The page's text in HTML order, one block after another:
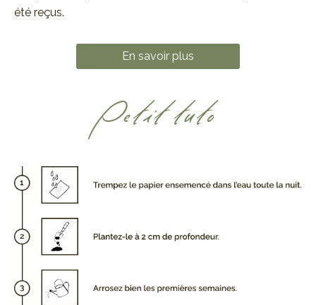
été reçus.
En savoir plus
Petit tuto